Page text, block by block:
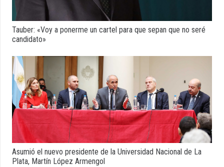
Tauber: «Voy a ponerme un cartel para que sepan que no seré
candidato»
Asumió el nuevo presidente de la Universidad Nacional de La
Plata, Martín López Armengol